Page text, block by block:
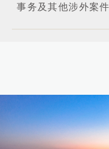
事务及其他涉外案